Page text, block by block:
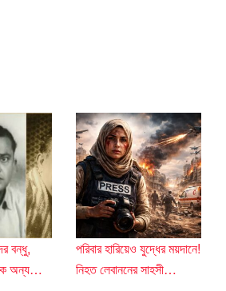
বন্ধু,
অন্য…
পরিবার হারিয়েও যুদ্ধের ময়দানে!
নিহত লেবাননের সাহসী…